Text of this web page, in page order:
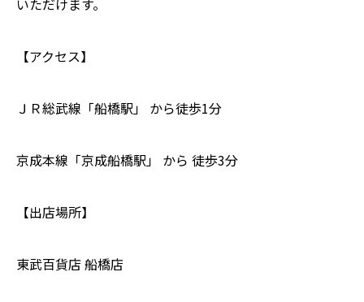
いただけます。
【アクセス】
ＪＲ総武線「船橋駅」 から徒歩1分
京成本線「京成船橋駅」 から 徒歩3分
【出店場所】
東武百貨店 船橋店